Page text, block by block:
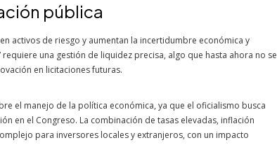
pública
activos de riesgo y aumentan la incertidumbre económica y
una gestión de liquidez precisa, algo que hasta ahora no se
en licitaciones futuras.
el manejo de la política económica, ya que el oficialismo busca
en el Congreso. La combinación de tasas elevadas, inflación
para inversores locales y extranjeros, con un impacto